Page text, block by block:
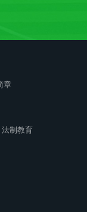
章
法制教育